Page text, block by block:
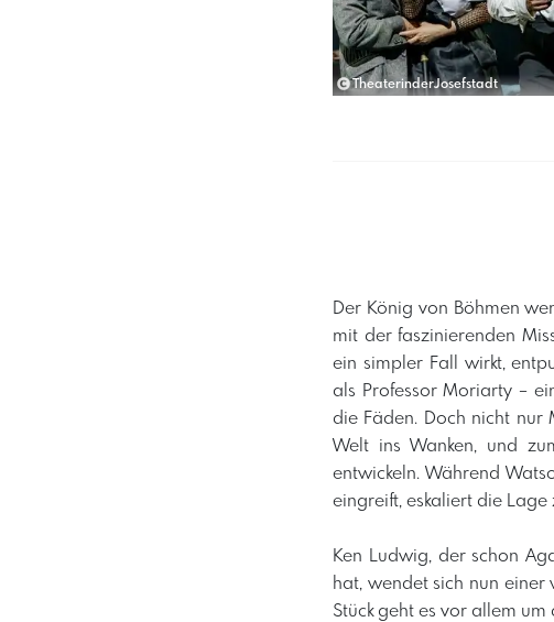
TheaterinderJosefstadt
​Der König von Böhmen
mit der faszinierenden
ein simpler Fall wirkt,
als Professor Moriarty –
die Fäden. Doch nicht nur
Welt ins Wanken, und
entwickeln. Während
eingreift, eskaliert die
Ken Ludwig, der schon
hat, wendet sich nun
Stück geht es vor allem